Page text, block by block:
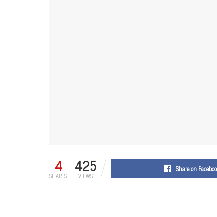
4
SHARES 425
VIEWS
Share on